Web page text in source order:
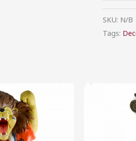
SKU: N/B
Tags: